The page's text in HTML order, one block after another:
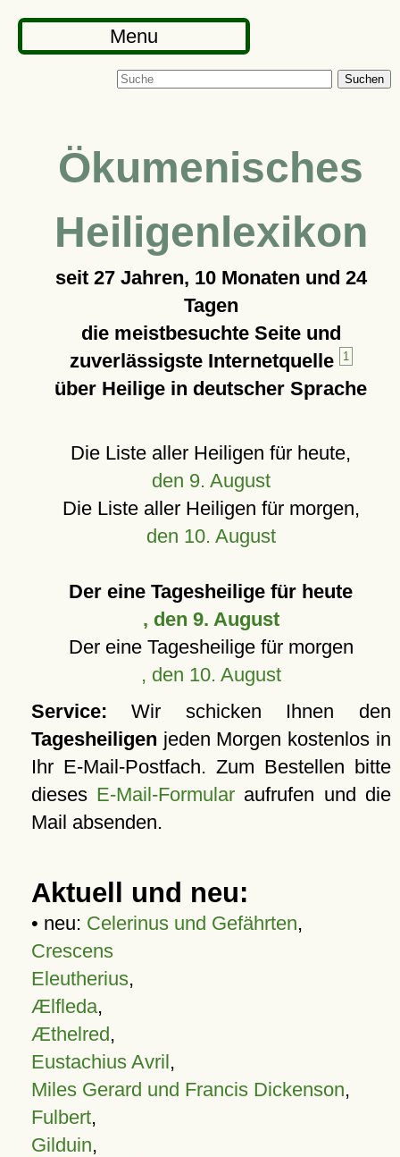
Menu
Suchen
Ökumenisches
Heiligenlexikon
seit 27 Jahren, 10 Monaten und 24
Tagen
die meistbesuchte Seite und
zuverlässigste Internetquelle
1
über Heilige in deutscher Sprache
Die Liste aller Heiligen für heute,
den 9. August
Die Liste aller Heiligen für morgen,
den 10. August
Der eine Tagesheilige für heute
, den 9. August
Der eine Tagesheilige für morgen
, den 10. August
Service: Wir schicken Ihnen den
Tagesheiligen jeden Morgen kostenlos in
Ihr E-Mail-Postfach. Zum Bestellen bitte
dieses E-Mail-Formular aufrufen und die
Mail absenden.
Aktuell und neu:
• neu: Celerinus und Gefährten,
Crescens
Eleutherius,
Ælfleda,
Æthelred,
Eustachius Avril,
Miles Gerard und Francis Dickenson,
Fulbert,
Gilduin,